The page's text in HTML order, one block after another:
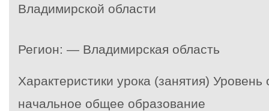
Владимирской области
Регион: — Владимирская область
Характеристики урока (занятия)
начальное общее образование